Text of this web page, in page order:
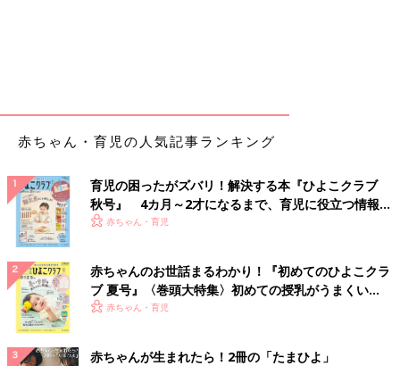
出典：Instagramアカウント「mi_stagram___」
aiさんが紹介しているのは、こちらのデニムパンツ。ジャケット
と合わせた王道コーデや、トレンチコートと合わせた春っぽコー
デがおすすめとのこと♪ 薄いブルーの色味なので、春カラーアイ
テムとの相性も抜群なんだそうです！
羽織りとしてもインナーとしても♪ アレンジ自在の
チェック柄シャツ
赤ちゃん・育児の人気記事ランキング
育児の困ったがズバリ！解決する本『ひよこクラブ
秋号』 4カ月～2才になるまで、育児に役立つ情報が
いっぱい！
赤ちゃん・育児
赤ちゃんのお世話まるわかり！『初めてのひよこクラ
ブ 夏号』〈巻頭大特集〉初めての授乳がうまくい
く！ おっぱい・ミルクの基本と夏のトラブル 解決テ
赤ちゃん・育児
赤ちゃんが生まれたら！2冊の「たまひよ」